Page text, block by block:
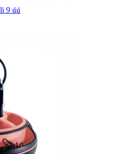
9 մմ